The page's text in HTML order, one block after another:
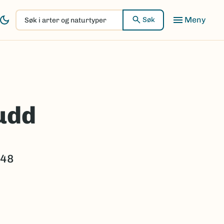
Søk
i
arter
Søk